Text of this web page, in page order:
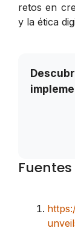
retos en
y la ética
Fuentes